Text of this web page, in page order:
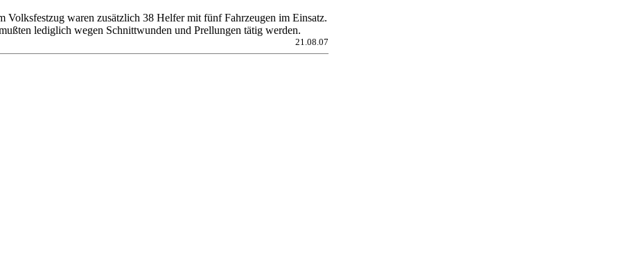
Volksfestzug waren zusätzlich 38 Helfer mit fünf Fahrzeugen im Einsatz.
lediglich wegen Schnittwunden und Prellungen tätig werden.
21.08.07